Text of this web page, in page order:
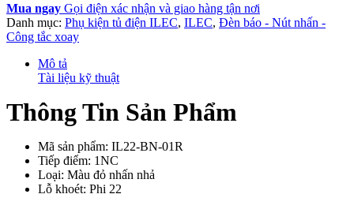
Mua ngay Gọi điện xác nhận và giao hàng tận nơi
Danh mục: Phụ kiện tủ điện ILEC, ILEC, Đèn báo - Nút nhấn -
Công tắc xoay
Mô tả
Tài liệu kỹ thuật
Thông Tin Sản Phẩm
Mã sản phẩm: IL22-BN-01R
Tiếp điểm: 1NC
Loại: Màu đỏ nhấn nhả
Lỗ khoét: Phi 22